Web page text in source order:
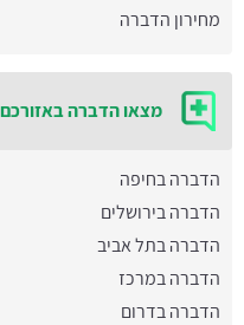
מחירון הדברה
מצאו הדברה באזורכם
הדברה בחיפה
הדברה בירושלים
הדברה בתל אביב
הדברה במרכז
הדברה בדרום